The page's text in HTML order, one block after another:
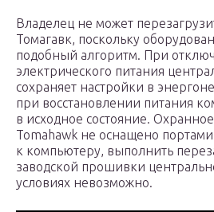
Владелец не может
Томагавк, поскольку
подобный алгоритм. При
электрического питания
сохраняет настройки в
при восстановлении питания
в исходное состояние.
Tomahawk не оcнащено
к компьютеру, выполнить
заводской прошивки
условиях невозможно.